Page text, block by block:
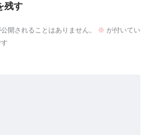
残す
開されることはありません。 ※ が付いてい